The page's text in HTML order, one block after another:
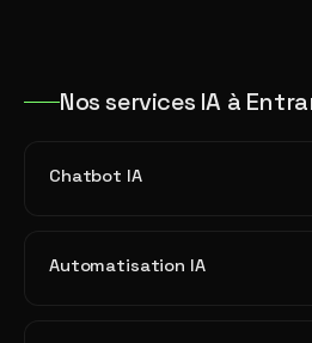
Nos services IA à
Chatbot IA
Automatisation IA